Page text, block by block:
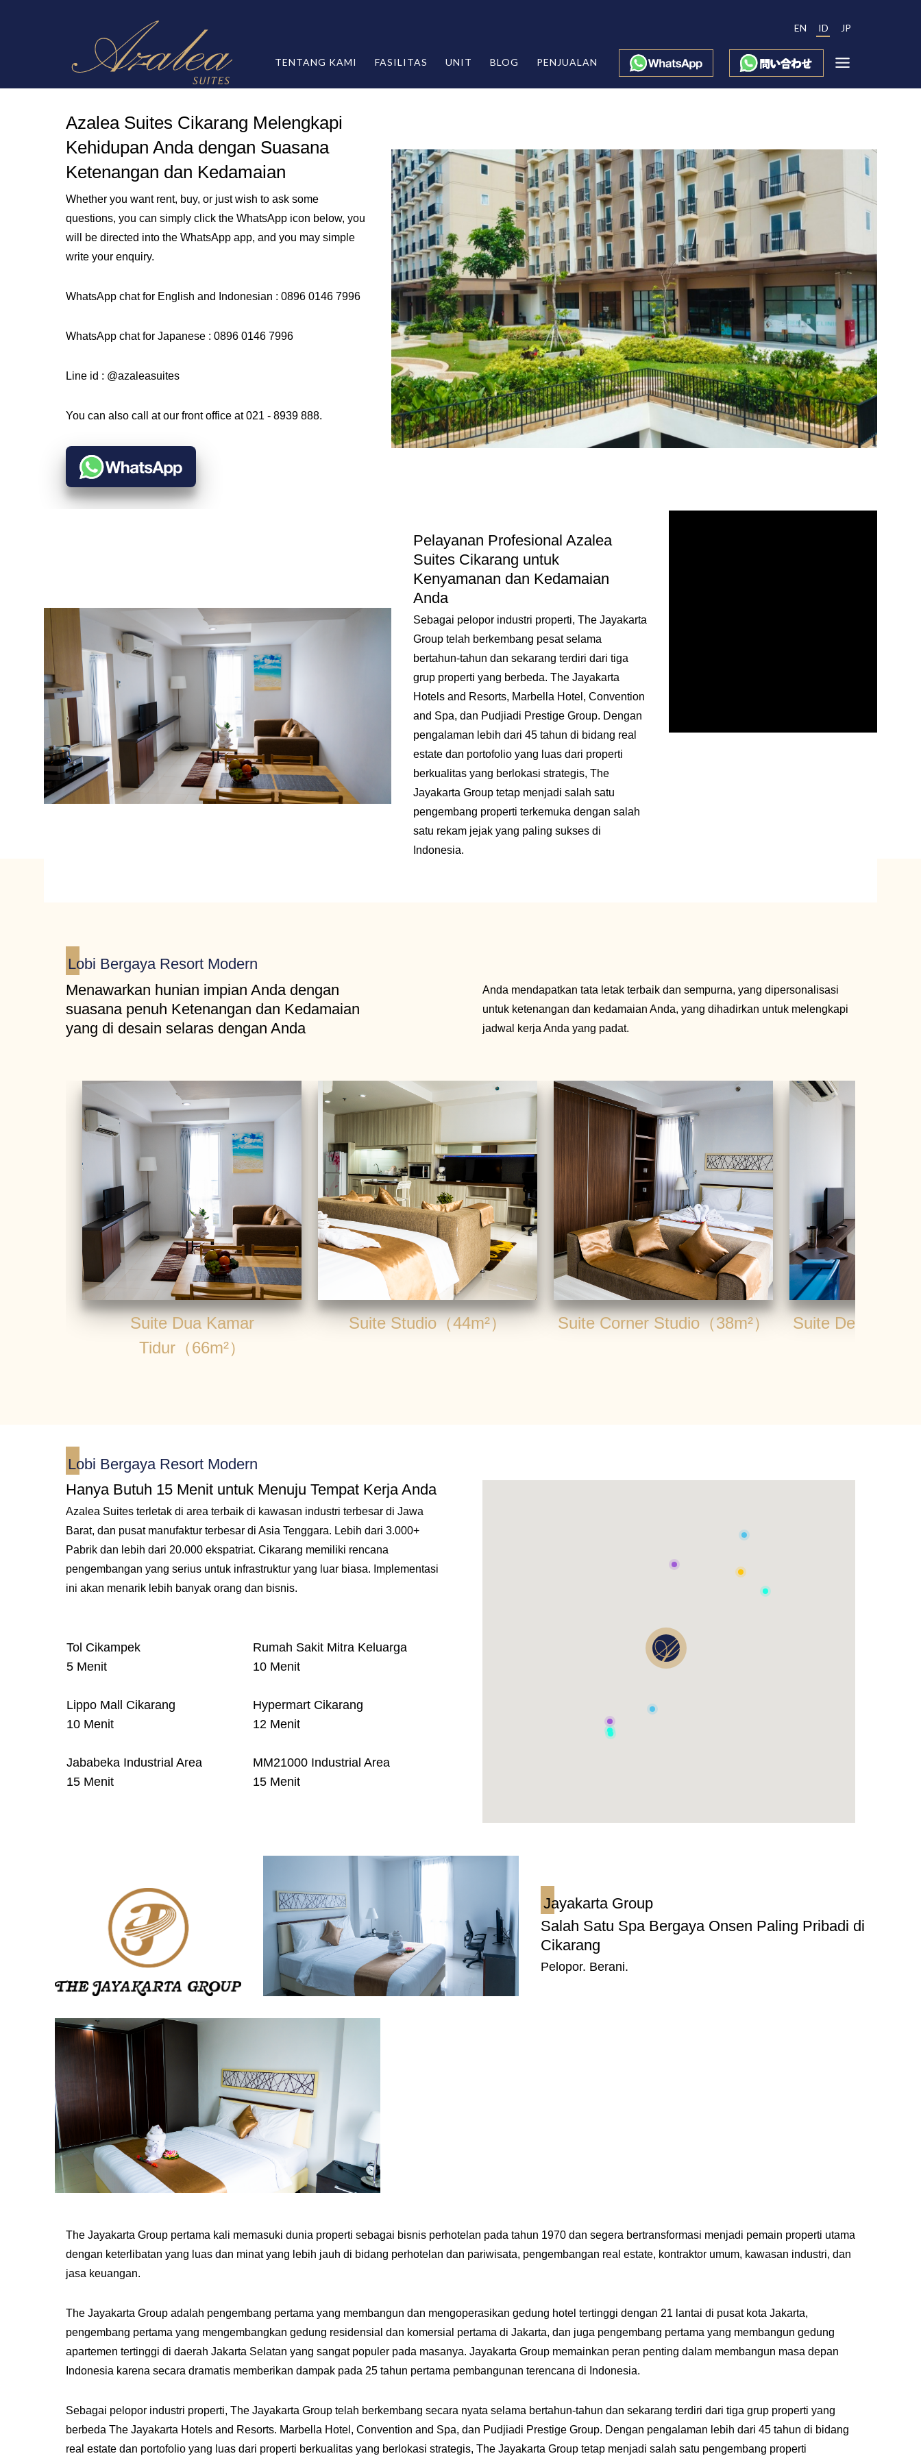
TENTANG KAMI FASILITAS UNIT BLOG PENJUALAN
EN ID JP
Azalea Suites Cikarang Melengkapi
Kehidupan Anda dengan Suasana
Ketenangan dan Kedamaian
Whether you want rent, buy, or just wish to ask some
questions, you can simply click the WhatsApp icon below, you
will be directed into the WhatsApp app, and you may simple
write your enquiry.
WhatsApp chat for English and Indonesian : 0896 0146 7996
WhatsApp chat for Japanese : 0896 0146 7996
Line id : @azaleasuites
You can also call at our front office at 021 - 8939 888.
Pelayanan Profesional Azalea
Suites Cikarang untuk
Kenyamanan dan Kedamaian
Anda
Sebagai pelopor industri properti, The Jayakarta
Group telah berkembang pesat selama
bertahun-tahun dan sekarang terdiri dari tiga
grup properti yang berbeda. The Jayakarta
Hotels and Resorts, Marbella Hotel, Convention
and Spa, dan Pudjiadi Prestige Group. Dengan
pengalaman lebih dari 45 tahun di bidang real
estate dan portofolio yang luas dari properti
berkualitas yang berlokasi strategis, The
Jayakarta Group tetap menjadi salah satu
pengembang properti terkemuka dengan salah
satu rekam jejak yang paling sukses di
Indonesia.
Lobi Bergaya Resort Modern
Menawarkan hunian impian Anda dengan
suasana penuh Ketenangan dan Kedamaian
yang di desain selaras dengan Anda
Anda mendapatkan tata letak terbaik dan sempurna, yang dipersonalisasi
untuk ketenangan dan kedamaian Anda, yang dihadirkan untuk melengkapi
jadwal kerja Anda yang padat.
Suite Dua Kamar
Tidur（66m²）
Suite Studio（44m²） Suite Corner Studio（38m²） Suite Deluxe
Lobi Bergaya Resort Modern
Hanya Butuh 15 Menit untuk Menuju Tempat Kerja Anda
Azalea Suites terletak di area terbaik di kawasan industri terbesar di Jawa
Barat, dan pusat manufaktur terbesar di Asia Tenggara. Lebih dari 3.000+
Pabrik dan lebih dari 20.000 ekspatriat. Cikarang memiliki rencana
pengembangan yang serius untuk infrastruktur yang luar biasa. Implementasi
ini akan menarik lebih banyak orang dan bisnis.
Tol Cikampek
Rumah Sakit Mitra Keluarga
5 Menit
10 Menit
Lippo Mall Cikarang
Hypermart Cikarang
10 Menit
12 Menit
Jababeka Industrial Area
MM21000 Industrial Area
15 Menit
15 Menit
Jayakarta Group
Salah Satu Spa Bergaya Onsen Paling Pribadi di
Cikarang
Pelopor. Berani.
The Jayakarta Group pertama kali memasuki dunia properti sebagai bisnis perhotelan pada tahun 1970 dan segera bertransformasi menjadi pemain properti utama
dengan keterlibatan yang luas dan minat yang lebih jauh di bidang perhotelan dan pariwisata, pengembangan real estate, kontraktor umum, kawasan industri, dan
jasa keuangan.
The Jayakarta Group adalah pengembang pertama yang membangun dan mengoperasikan gedung hotel tertinggi dengan 21 lantai di pusat kota Jakarta,
pengembang pertama yang mengembangkan gedung residensial dan komersial pertama di Jakarta, dan juga pengembang pertama yang membangun gedung
apartemen tertinggi di daerah Jakarta Selatan yang sangat populer pada masanya. Jayakarta Group memainkan peran penting dalam membangun masa depan
Indonesia karena secara dramatis memberikan dampak pada 25 tahun pertama pembangunan terencana di Indonesia.
Sebagai pelopor industri properti, The Jayakarta Group telah berkembang secara nyata selama bertahun-tahun dan sekarang terdiri dari tiga grup properti yang
berbeda The Jayakarta Hotels and Resorts. Marbella Hotel, Convention and Spa, dan Pudjiadi Prestige Group. Dengan pengalaman lebih dari 45 tahun di bidang
real estate dan portofolio yang luas dari properti berkualitas yang berlokasi strategis, The Jayakarta Group tetap menjadi salah satu pengembang properti